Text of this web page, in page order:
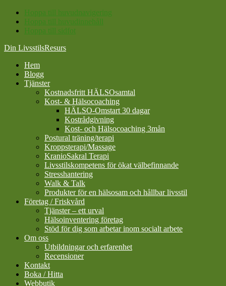
Hoppa till huvudnavigering
Hoppa till huvudinnehåll
Hoppa till sidfot
Din LivsstilsResurs
Hem
Blogg
Tjänster
Kostnadsfritt HÄLSOsamtal
Kost- & Hälsocoaching
HÄLSO-Omstart 30 dagar
Kostrådgivning
Kost- och Hälsocoaching 3mån
Postural träning/terapi
Kroppsterapi/Massage
KranioSakral Terapi
Livsstilskompetens för ökat välbefinnande
Stresshantering
Walk & Talk
Produkter för en hälsosam och hållbar livsstil
Företag / Friskvård
Tjänster – ett urval
Hälsoinventering företag
Stöd för dig som arbetar inom socialt arbete
Om oss
Utbildningar och erfarenhet
Recensioner
Kontakt
Boka / Hitta
Webbutik